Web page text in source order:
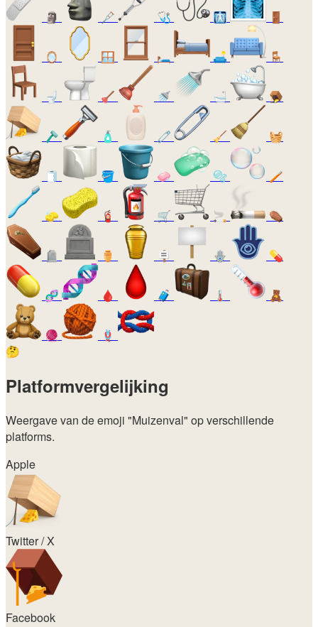
🗿 🩼 🩺 🩻 🚪
🪞 🪟 🛏️ 🛋️ 🪑
🚽 🪠 🚿 🛁 🪤
🪒 🧴 🧷 🧹 🧺
🧻 🪣 🧼 🫧 🪥
🧽 🧯 🛒 🚬 ⚰️
🪦 ⚱️ 🪧 🪬 💊
🧬 🩸 🧳 🌡️ 🧸
🧶
🪢
🤔
Platformvergelijking
Weergave van de emoji "Muizenval" op verschillende
platforms.
Apple
Twitter / X
Facebook